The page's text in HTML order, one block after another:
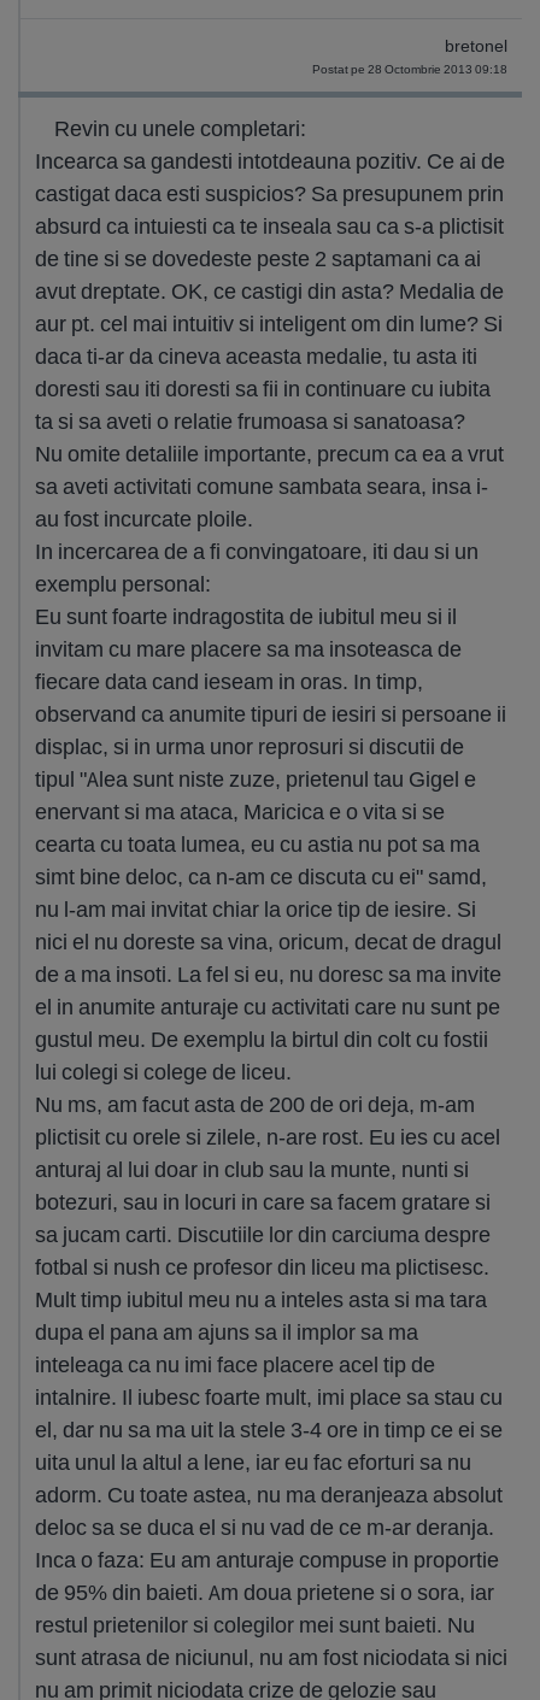
bretonel
Postat pe 28 Octombrie 2013 09:18
Revin cu unele completari:
Incearca sa gandesti intotdeauna pozitiv. Ce ai de
castigat daca esti suspicios? Sa presupunem prin
absurd ca intuiesti ca te inseala sau ca s-a plictisit
de tine si se dovedeste peste 2 saptamani ca ai
avut dreptate. OK, ce castigi din asta? Medalia de
aur pt. cel mai intuitiv si inteligent om din lume? Si
daca ti-ar da cineva aceasta medalie, tu asta iti
doresti sau iti doresti sa fii in continuare cu iubita
ta si sa aveti o relatie frumoasa si sanatoasa?
Nu omite detaliile importante, precum ca ea a vrut
sa aveti activitati comune sambata seara, insa i-
au fost incurcate ploile.
In incercarea de a fi convingatoare, iti dau si un
exemplu personal:
Eu sunt foarte indragostita de iubitul meu si il
invitam cu mare placere sa ma insoteasca de
fiecare data cand ieseam in oras. In timp,
observand ca anumite tipuri de iesiri si persoane ii
displac, si in urma unor reprosuri si discutii de
tipul "Alea sunt niste zuze, prietenul tau Gigel e
enervant si ma ataca, Maricica e o vita si se
cearta cu toata lumea, eu cu astia nu pot sa ma
simt bine deloc, ca n-am ce discuta cu ei" samd,
nu l-am mai invitat chiar la orice tip de iesire. Si
nici el nu doreste sa vina, oricum, decat de dragul
de a ma insoti. La fel si eu, nu doresc sa ma invite
el in anumite anturaje cu activitati care nu sunt pe
gustul meu. De exemplu la birtul din colt cu fostii
lui colegi si colege de liceu.
Nu ms, am facut asta de 200 de ori deja, m-am
plictisit cu orele si zilele, n-are rost. Eu ies cu acel
anturaj al lui doar in club sau la munte, nunti si
botezuri, sau in locuri in care sa facem gratare si
sa jucam carti. Discutiile lor din carciuma despre
fotbal si nush ce profesor din liceu ma plictisesc.
Mult timp iubitul meu nu a inteles asta si ma tara
dupa el pana am ajuns sa il implor sa ma
inteleaga ca nu imi face placere acel tip de
intalnire. Il iubesc foarte mult, imi place sa stau cu
el, dar nu sa ma uit la stele 3-4 ore in timp ce ei se
uita unul la altul a lene, iar eu fac eforturi sa nu
adorm. Cu toate astea, nu ma deranjeaza absolut
deloc sa se duca el si nu vad de ce m-ar deranja.
Inca o faza: Eu am anturaje compuse in proportie
de 95% din baieti. Am doua prietene si o sora, iar
restul prietenilor si colegilor mei sunt baieti. Nu
sunt atrasa de niciunul, nu am fost niciodata si nici
nu am primit niciodata crize de gelozie sau